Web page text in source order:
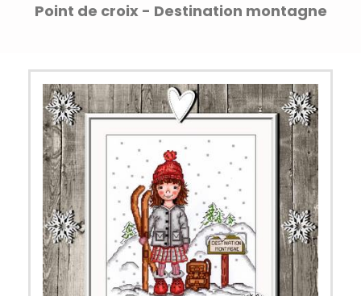
Point de croix - Destination montagne